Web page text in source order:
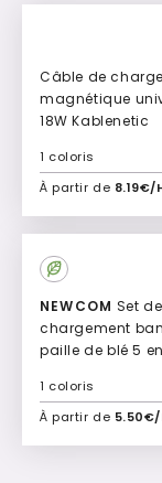
Câble de charge
magnétique
18W Kablenetic
À partir de 8.19€/
1 coloris
Ajouter à
NEWCOM
chargement
paille de blé 5
À partir de 5.50€/
1 coloris
Ajouter à